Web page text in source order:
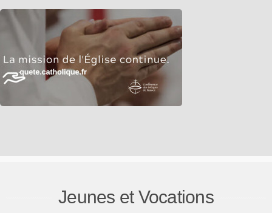
Jeunes et Vocations